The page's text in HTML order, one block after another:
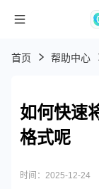
首页 帮助中心
如何快速
格式呢
时间：2025-12-24